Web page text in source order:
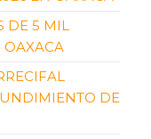
DE 5 MIL
OAXACA
DE